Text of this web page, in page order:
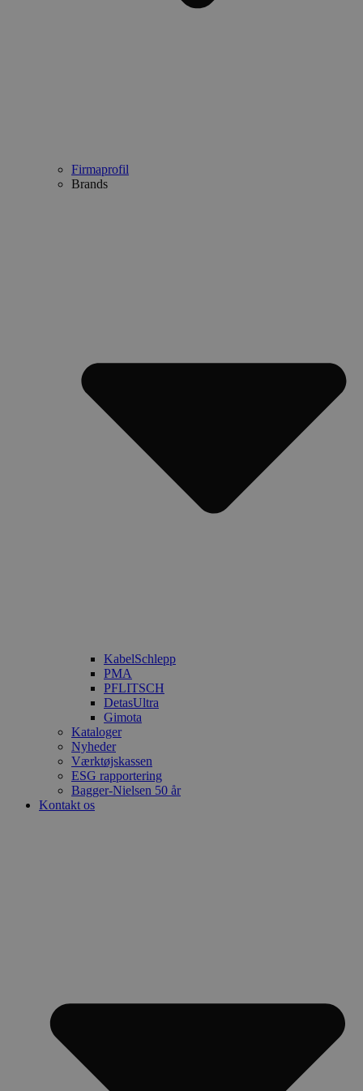
Firmaprofil
Brands
KabelSchlepp
PMA
PFLITSCH
DetasUltra
Gimota
Kataloger
Nyheder
Værktøjskassen
ESG rapportering
Bagger-Nielsen 50 år
Kontakt os